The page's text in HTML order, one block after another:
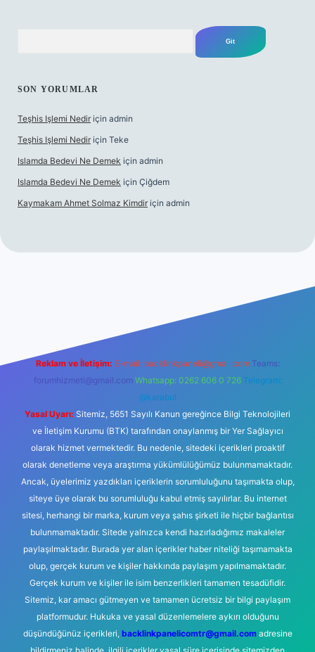
SON YORUMLAR
Teşhis Işlemi Nedir için admin
Teşhis Işlemi Nedir için Teke
Islamda Bedevi Ne Demek için admin
Islamda Bedevi Ne Demek için Çiğdem
Kaymakam Ahmet Solmaz Kimdir için admin
Reklam ve İletişim: E-mail: backlinkpaneli@gmail.com Teams:
forumhizmeti@gmail.com Whatsapp: 0262 606 0 726 Telegram:
@karabul
Yasal Uyarı: Sitemiz, 5651 Sayılı Kanun gereğince Bilgi Teknolojileri
ve İletişim Kurumu (BTK) tarafından onaylanmış bir Yer Sağlayıcı
olarak hizmet vermektedir. Bu nedenle, sitedeki içerikleri proaktif
olarak denetleme veya araştırma yükümlülüğümüz bulunmamaktadır.
Ancak, üyelerimiz yazdıkları içeriklerin sorumluluğunu taşımakta olup,
siteye üye olarak bu sorumluluğu kabul etmiş sayılırlar. Bu internet
sitesi, herhangi bir marka, kurum veya şahıs şirketi ile hiçbir bağlantısı
bulunmamaktadır. Sitede yalnızca kendi hazırladığımız makaleler
paylaşılmaktadır. Burada yer alan içerikler haber niteliği taşımamakta
olup, gerçek kurum ve kişiler hakkında paylaşım yapılmamaktadır.
Gerçek kurum ve kişiler ile isim benzerlikleri tamamen tesadüfidir.
Sitemiz, kar amacı gütmeyen ve tamamen ücretsiz bir bilgi paylaşım
platformudur. Hukuka ve yasal düzenlemelere aykırı olduğunu
düşündüğünüz içerikleri, backlinkpanelicomtr@gmail.comadresine